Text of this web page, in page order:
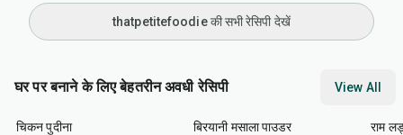
thatpetitefoodie की सभी रेसिपी देखें
घर पर बनाने के लिए बेहतरीन अवधी रेसिपी View All
15
चिकन पुदीना
20
बिरयानी मसाला पाउडर राम